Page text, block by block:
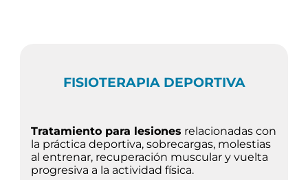
FISIOTERAPIA DEPORTIVA
Tratamiento para lesiones relacionadas con
la práctica deportiva, sobrecargas, molestias
al entrenar, recuperación muscular y vuelta
progresiva a la actividad física.